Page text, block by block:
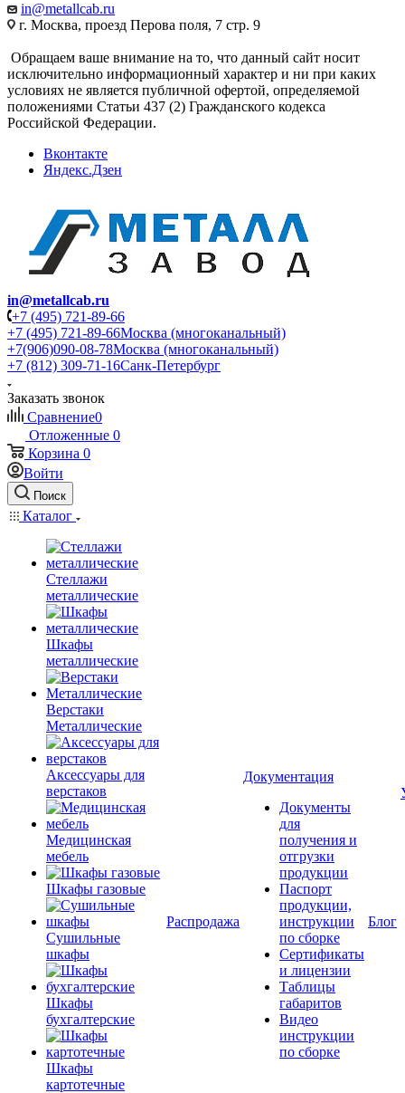
in@metallcab.ru
г. Москва, проезд Перова поля, 7 стр. 9
Обращаем ваше внимание на то, что данный сайт носит
исключительно информационный характер и ни при каких
условиях не является публичной офертой, определяемой
положениями Статьи 437 (2) Гражданского кодекса
Российской Федерации.
Вконтакте
Яндекс.Дзен
in@metallcab.ru
+7 (495) 721-89-66
+7 (495) 721-89-66Москва (многоканальный)
+7(906)090-08-78Москва (многоканальный)
+7 (812) 309-71-16Санк-Петербург
Заказать звонок
Сравнение0
Отложенные 0
Корзина 0
Войти
Поиск
Каталог
Стеллажи
металлические
Шкафы
металлические
Верстаки
Металлические
Аксессуары для
верстаков
Медицинская
мебель
Шкафы газовые
Сушильные
шкафы
Шкафы
бухгалтерские
Шкафы
картотечные
Распродажа
Документация
Документы
для
получения и
отгрузки
продукции
Паспорт
продукции,
инструкции
по сборке
Сертификаты
и лицензии
Таблицы
габаритов
Видео
инструкции
по сборке
Блог